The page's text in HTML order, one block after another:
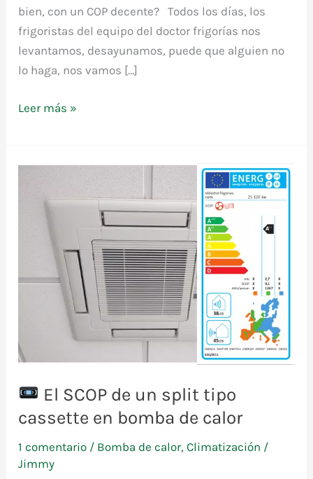
bien, con un COP decente? Todos los días, los
frigoristas del equipo del doctor frigorías nos
levantamos, desayunamos, puede que alguien no
lo haga, nos vamos […]
real
de
una
bomba
Leer más »
El SCOP de un split tipo
cassette en bomba de calor
1 comentario / Bomba de calor,Climatización /
Jimmy